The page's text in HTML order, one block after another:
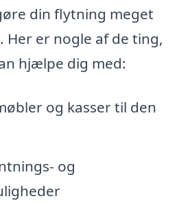
din flytning meget
Her er nogle af de ting,
hjælpe dig med:
og kasser til den
og